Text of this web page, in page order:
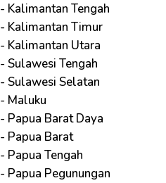
- Kalimantan Tengah
- Kalimantan Timur
- Kalimantan Utara
- Sulawesi Tengah
- Sulawesi Selatan
- Maluku
- Papua Barat Daya
- Papua Barat
- Papua Tengah
- Papua Pegunungan